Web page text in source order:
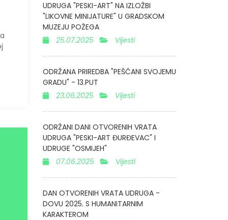
UDRUGA "PESKI-ART" NA IZLOŽBI
"LIKOVNE MINIJATURE" U GRADSKOM
MUZEJU POŽEGA
25.07.2025
Vijesti
ODRŽANA PRIREDBA "PEŠČANI SVOJEMU
GRADU" - 13.PUT
23.06.2025
Vijesti
ODRŽANI DANI OTVORENIH VRATA
UDRUGA "PESKI-ART ĐURĐEVAC" I
UDRUGE "OSMIJEH"
07.06.2025
Vijesti
DAN OTVORENIH VRATA UDRUGA -
DOVU 2025. S HUMANITARNIM
KARAKTEROM